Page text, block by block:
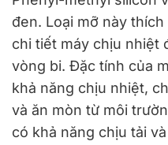
đen. Loại mỡ này
chi tiết máy chịu nhiệt
vòng bi. Đặc tính của
khả năng chịu nhiệt,
và ăn mòn từ môi
có khả năng chịu tải